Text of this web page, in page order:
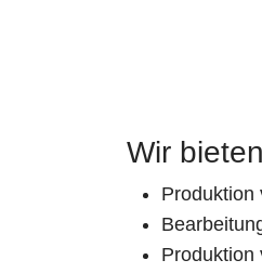
Wir
Produktion
Produktion